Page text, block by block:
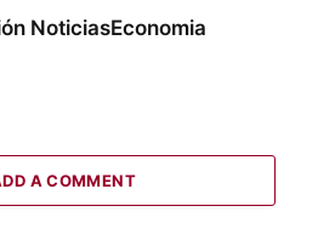
NoticiasEconomia
A COMMENT